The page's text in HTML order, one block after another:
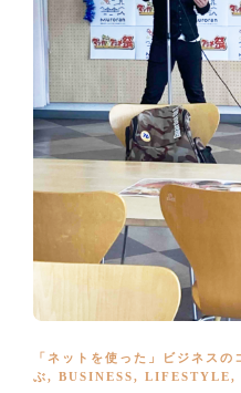
「ネットを使った」ビジネスの
ぶ, BUSINESS, LIFESTYLE,